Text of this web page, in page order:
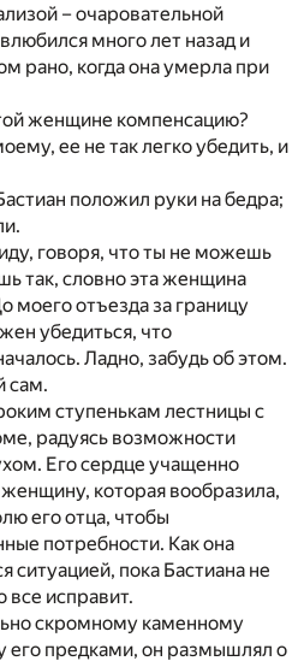
– очаровательной
много лет назад и
рано, когда она умерла при
женщине компенсацию?
ее не так легко убедить, и
положил руки на бедра;
говоря, что ты не можешь
так, словно эта женщина
моего отъезда за границу
убедиться, что
Ладно, забудь об этом.
сам.
ступенькам лестницы с
радуясь возможности
Его сердце учащенно
женщину, которая вообразила,
его отца, чтобы
потребности. Как она
ситуацией, пока Бастиана не
исправит.
скромному каменному
его предками, он размышлял о